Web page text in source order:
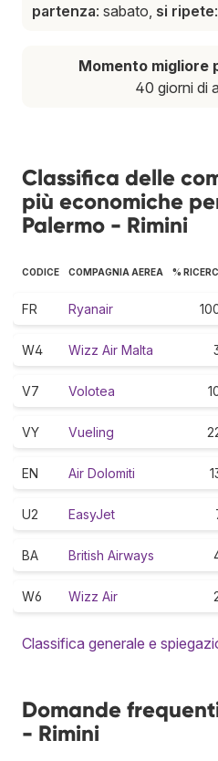
partenza: sabato, si ripete
Momento migliore
40 giorni di
Classifica delle
più economiche
Palermo - Rimini
CODICE COMPAGNIA AEREA %
FR Ryanair
W4 Wizz Air Malta
V7 Volotea
VY Vueling
EN Air Dolomiti
U2 EasyJet
BA British Airways
W6 Wizz Air
Classifica generale e
Domande
- Rimini